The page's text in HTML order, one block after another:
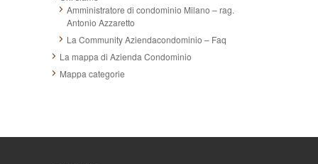
Amministratore di condominio Milano – rag.
Antonio Azzaretto
La Community Aziendacondominio – Faq
La mappa di Azienda Condominio
Mappa categorie